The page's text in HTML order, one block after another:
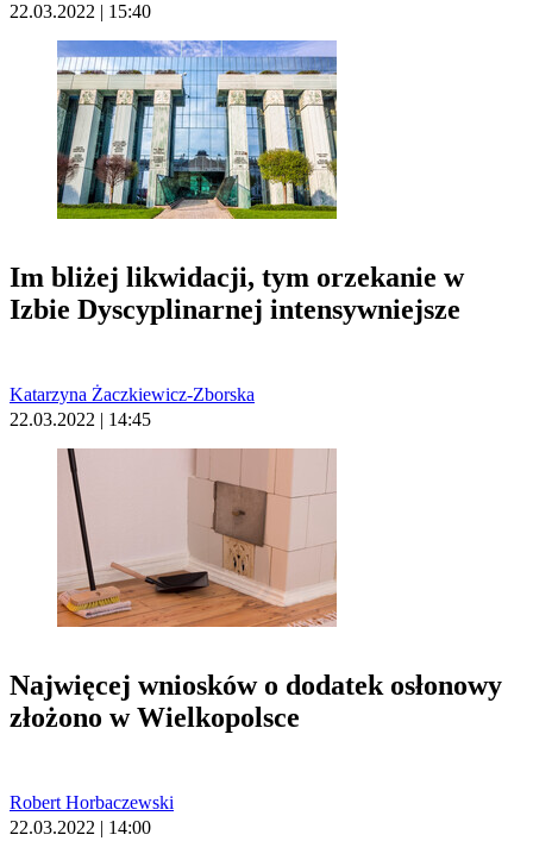
22.03.2022 | 15:40
Im bliżej likwidacji, tym orzekanie w
Izbie Dyscyplinarnej intensywniejsze
Katarzyna Żaczkiewicz-Zborska
22.03.2022 | 14:45
Najwięcej wniosków o dodatek osłonowy
złożono w Wielkopolsce
Robert Horbaczewski
22.03.2022 | 14:00